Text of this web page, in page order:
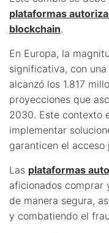
plataformas
blockchain.
En Europa, la
significativa, con
alcanzó los 1.817
proyecciones que
2030. Este contexto
implementar
garanticen el acceso
Las plataformas
aficionados comprar
de manera segura,
y combatiendo el